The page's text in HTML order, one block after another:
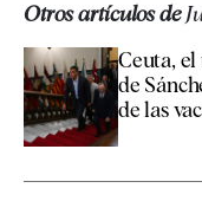
Otros artículos de
Ceuta,
de
de las